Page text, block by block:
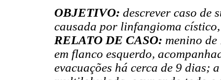
OBJETIVO: descrever caso de
causada por linfangioma
RELATO DE CASO: menino
em flanco esquerdo,
evacuações há cerca de 9 dias;